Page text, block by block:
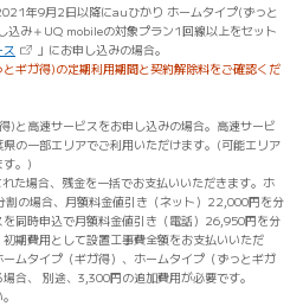
年9月2日以降にauひかり ホームタイプ(ずっと
込み＋UQ mobileの対象プラン1回線以上をセット
（新しいタブで開きます）
」にお申し込みの場合。
ギガ得)の定期利用期間と契約解除料をご確認くだ
)と高速サービスをお申し込みの場合。高速サービ
の一部エリアでご利用いただけます。(可能エリア
す。)
た場合、残金を一括でお支払いいただきます。ホ
割の場合、月額料金値引き（ネット）22,000円を分
同時申込で月額料金値引き（電話）26,950円を分
期費用として設置工事費全額をお支払いいただ
ムタイプ（ギガ得）、ホームタイプ（ずっとギガ
合、 別途、3,300円の追加費用が必要です。